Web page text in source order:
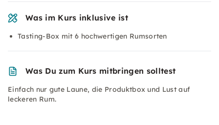
Was im Kurs inklusive ist
Tasting-Box mit 6 hochwertigen Rumsorten
Was Du zum Kurs mitbringen solltest
Einfach nur gute Laune, die Produktbox und Lust auf
leckeren Rum.